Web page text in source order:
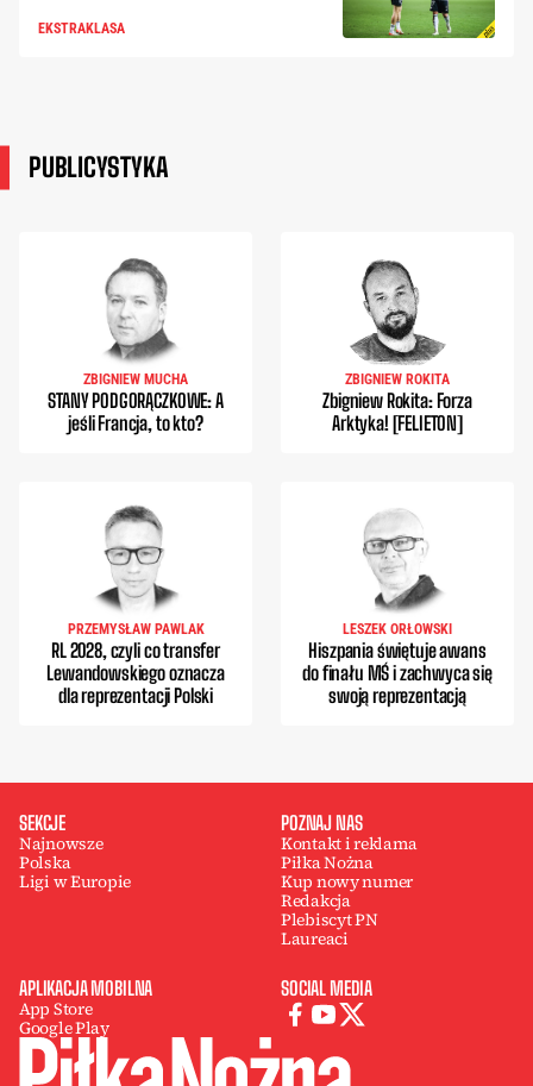
EKSTRAKLASA
PUBLICYSTYKA
ZBIGNIEW MUCHA
STANY PODGORĄCZKOWE: A
jeśli Francja, to kto?
ZBIGNIEW ROKITA
Zbigniew Rokita: Forza
Arktyka! [FELIETON]
PRZEMYSŁAW PAWLAK
RL 2028, czyli co transfer
Lewandowskiego oznacza
dla reprezentacji Polski
LESZEK ORŁOWSKI
Hiszpania świętuje awans
do finału MŚ i zachwyca się
swoją reprezentacją
SEKCJE
Najnowsze
Polska
Ligi w Europie
POZNAJ NAS
Kontakt i reklama
Piłka Nożna
Kup nowy numer
Redakcja
Plebiscyt PN
Laureaci
APLIKACJA MOBILNA
App Store
Google Play
SOCIAL MEDIA